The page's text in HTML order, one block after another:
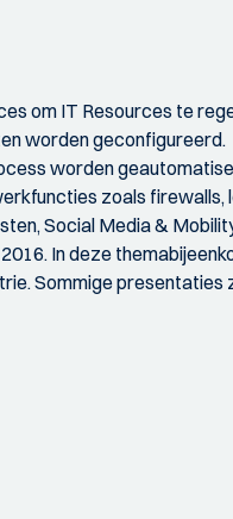
om IT Resources te
worden geconfigureerd.
worden
zoals firewalls,
Social Media &
In deze
Sommige presentaties